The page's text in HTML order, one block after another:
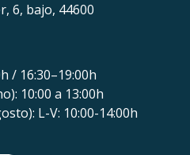
6, bajo, 44600
/ 16:30–19:00h
10:00 a 13:00h
L-V: 10:00-14:00h